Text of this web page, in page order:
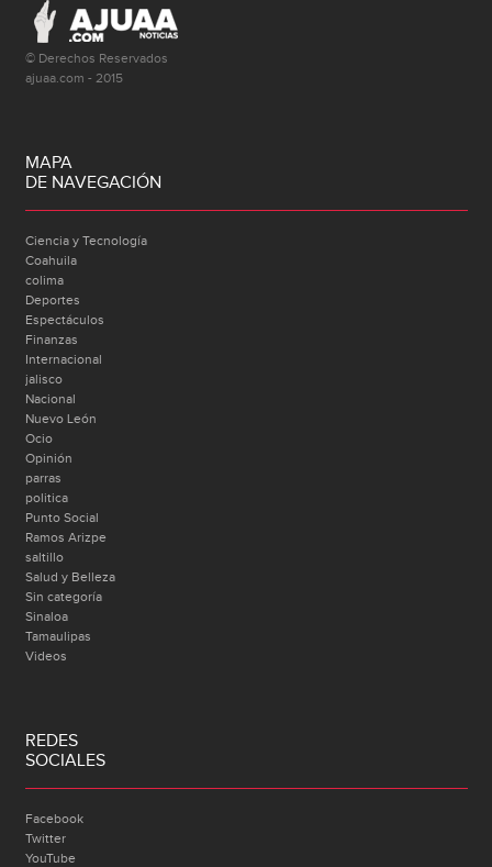
© Derechos Reservados
ajuaa.com - 2015
MAPA
DE NAVEGACIÓN
Ciencia y Tecnología
Coahuila
colima
Deportes
Espectáculos
Finanzas
Internacional
jalisco
Nacional
Nuevo León
Ocio
Opinión
parras
politica
Punto Social
Ramos Arizpe
saltillo
Salud y Belleza
Sin categoría
Sinaloa
Tamaulipas
Videos
REDES
SOCIALES
Facebook
Twitter
YouTube